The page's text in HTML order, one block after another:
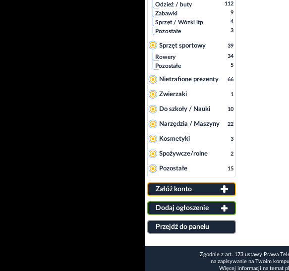
Odzież / buty 112
Zabawki 9
Sprzęt / Wózki itp 4
Pozostałe 3
Sprzęt sportowy 39
Rowery 34
Pozostałe 5
Nietrafione prezenty 66
Zwierzaki 1
Do szkoły / Nauki 10
Narzędzia / Maszyny 22
Kosmetyki 3
Spożywcze/rolne 2
Pozostałe 15
Załóż konto
Dodaj ogłoszenie
Przejdź do panelu
Zgodnie z art. 173 ustawy Prawa
na zapisywanie na Twoim
Więcej informacji na temat